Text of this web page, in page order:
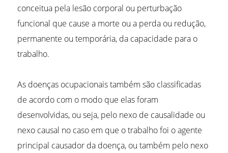
conceitua pela lesão corporal ou perturbação
funcional que cause a morte ou a perda ou redução,
permanente ou temporária, da capacidade para o
trabalho.
As doenças ocupacionais também são classificadas
de acordo com o modo que elas foram
desenvolvidas, ou seja, pelo nexo de causalidade ou
nexo causal no caso em que o trabalho foi o agente
principal causador da doença, ou também pelo nexo